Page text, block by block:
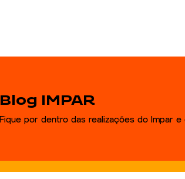
Blog IMPAR
Fique por dentro das realizações do Impar